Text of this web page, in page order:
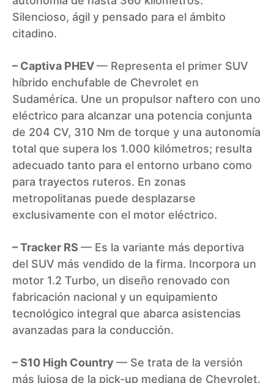
Silencioso, ágil y pensado para el ámbito
citadino.
– Captiva PHEV— Representa el primer SUV
híbrido enchufable de Chevrolet en
Sudamérica. Une un propulsor naftero con uno
eléctrico para alcanzar una potencia conjunta
de 204 CV, 310 Nm de torque y una autonomía
total que supera los 1.000 kilómetros; resulta
adecuado tanto para el entorno urbano como
para trayectos ruteros. En zonas
metropolitanas puede desplazarse
exclusivamente con el motor eléctrico.
– Tracker RS — Es la variante más deportiva
del SUV más vendido de la firma. Incorpora un
motor 1.2 Turbo, un diseño renovado con
fabricación nacional y un equipamiento
tecnológico integral que abarca asistencias
avanzadas para la conducción.
– S10 High Country — Se trata de la versión
más lujosa de la pick-up mediana de Chevrolet.